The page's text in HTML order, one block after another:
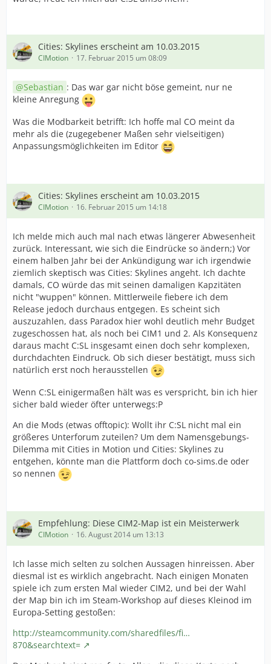
Cities: Skylines erscheint am 10.03.2015
CIMotion 17. Februar 2015 um 08:09
Sebastian : Das war gar nicht böse gemeint, nur ne
kleine Anregung
Was die Modbarkeit betrifft: Ich hoffe mal CO meint da
mehr als die (zugegebener Maßen sehr vielseitigen)
Anpassungsmöglichkeiten im Editor
Cities: Skylines erscheint am 10.03.2015
CIMotion 16. Februar 2015 um 14:18
Ich melde mich auch mal nach etwas längerer Abwesenheit
zurück. Interessant, wie sich die Eindrücke so ändern;) Vor
einem halben Jahr bei der Ankündigung war ich irgendwie
ziemlich skeptisch was Cities: Skylines angeht. Ich dachte
damals, CO würde das mit seinen damaligen Kapzitäten
nicht "wuppen" können. Mittlerweile fiebere ich dem
Release jedoch durchaus entgegen. Es scheint sich
auszuzahlen, dass Paradox hier wohl deutlich mehr Budget
zugeschossen hat, als noch bei CIM1 und 2. Als Konsequenz
daraus macht C:SL insgesamt einen doch sehr komplexen,
durchdachten Eindruck. Ob sich dieser bestätigt, muss sich
natürlich erst noch herausstellen
Wenn C:SL einigermaßen hält was es verspricht, bin ich hier
sicher bald wieder öfter unterwegs:P
An die Mods (etwas offtopic): Wollt ihr C:SL nicht mal ein
größeres Unterforum zuteilen? Um dem Namensgebungs-
Dilemma mit Cities in Motion und Cities: Skylines zu
entgehen, könnte man die Plattform doch co-sims.de oder
so nennen
Empfehlung: Diese CIM2-Map ist ein Meisterwerk
CIMotion 16. August 2014 um 13:13
Ich lasse mich selten zu solchen Aussagen hinreissen. Aber
diesmal ist es wirklich angebracht. Nach einigen Monaten
spiele ich zum ersten Mal wieder CIM2, und bei der Wahl
der Map bin ich im Steam-Workshop auf dieses Kleinod im
Europa-Setting gestoßen:
http://steamcommunity.com/sharedfiles/fi…
870&searchtext=